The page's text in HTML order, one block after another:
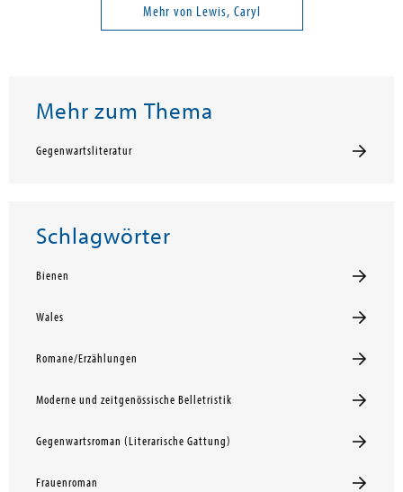
Mehr von Lewis, Caryl
Mehr zum Thema
Gegenwartsliteratur
Schlagwörter
Bienen
Wales
Romane/Erzählungen
Moderne und zeitgenössische Belletristik
Gegenwartsroman (Literarische Gattung)
Frauenroman